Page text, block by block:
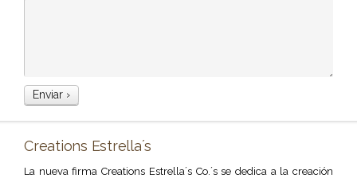
Creations Estrella´s
La nueva firma Creations Estrella´s Co.´s se dedica a la creación